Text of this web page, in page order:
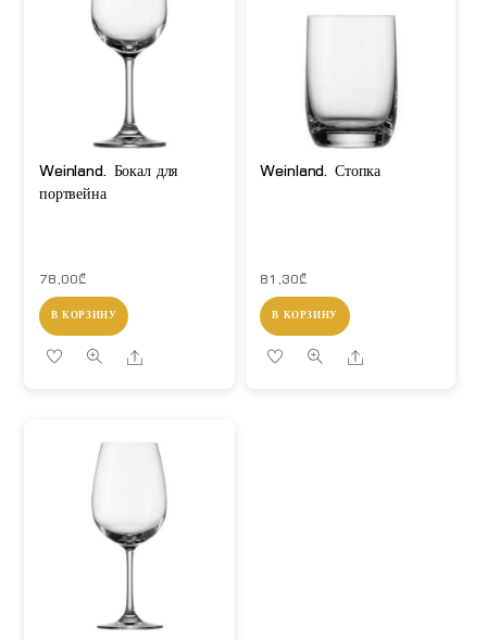
Weinland. Бокал для
портвейна
78,00₾
В КОРЗИНУ
Share
Weinland. Стопка
81,30₾
В КОРЗИНУ
Share